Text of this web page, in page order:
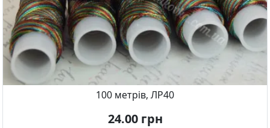
100 метрів, ЛР40
24.00грн